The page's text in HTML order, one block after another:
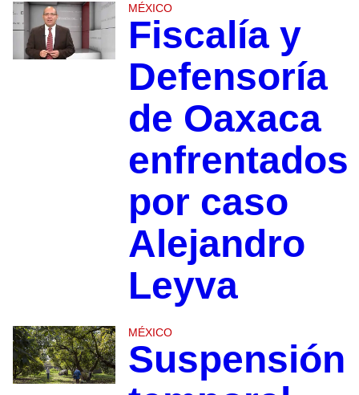
MÉXICO
Fiscalía y
Defensoría
de Oaxaca
enfrentados
por caso
Alejandro
Leyva
MÉXICO
Suspensión